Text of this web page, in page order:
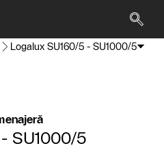
Logalux SU160/5 - SU1000/5
SU1000/5